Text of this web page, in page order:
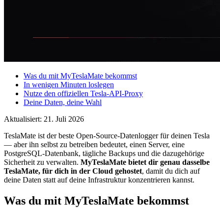
Was du mit MyTeslaMate bekommst
In wenigen Minuten loslegen
Nutze den offiziellen Tesla-API-Proxy
Deine Daten, deine Wahl
Aktualisiert: 21. Juli 2026
TeslaMate ist der beste Open-Source-Datenlogger für deinen Tesla
— aber ihn selbst zu betreiben bedeutet, einen Server, eine
PostgreSQL-Datenbank, tägliche Backups und die dazugehörige
Sicherheit zu verwalten. MyTeslaMate bietet dir genau dasselbe
TeslaMate, für dich in der Cloud gehostet, damit du dich auf
deine Daten statt auf deine Infrastruktur konzentrieren kannst.
Was du mit MyTeslaMate bekommst